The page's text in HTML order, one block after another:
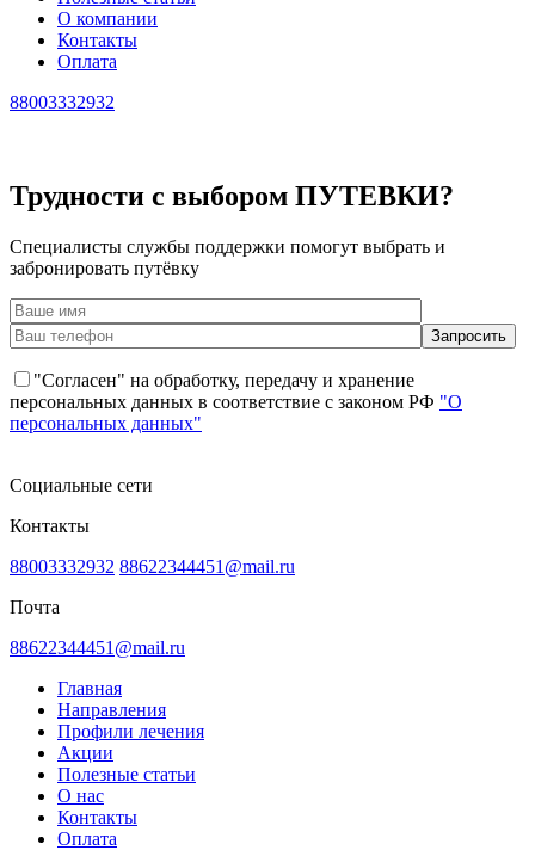
О компании
Контакты
Оплата
88003332932
Трудности с выбором ПУТЕВКИ?
Специалисты службы поддержки помогут выбрать и
забронировать путёвку
"Согласен" на обработку, передачу и хранение
персональных данных в соответствие с законом РФ "О
персональных данных"
Социальные сети
Контакты
88003332932 88622344451@mail.ru
Почта
88622344451@mail.ru
Главная
Направления
Профили лечения
Акции
Полезные статьи
О нас
Контакты
Оплата